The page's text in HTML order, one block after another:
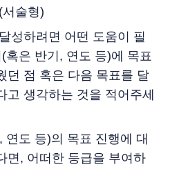
술형)
성하려면 어떤 도움이 필
혹은 반기, 연도 등)에 목표
던 점 혹은 다음 목표를 달
고 생각하는 것을 적어주세
연도 등)의 목표 진행에 대
면, 어떠한 등급을 부여하